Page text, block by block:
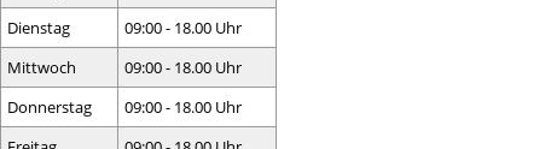
Dienstag
09:00 - 18.00 Uhr
Mittwoch
09:00 - 18.00 Uhr
Donnerstag
09:00 - 18.00 Uhr